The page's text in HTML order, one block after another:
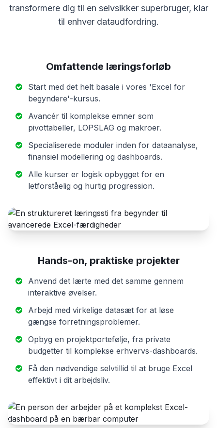
transformere dig til en selvsikker superbruger, klar
til enhver dataudfordring.
Omfattende læringsforløb
Start med det helt basale i vores 'Excel for
begyndere'-kursus.
Avancér til komplekse emner som
pivottabeller, LOPSLAG og makroer.
Specialiserede moduler inden for dataanalyse,
finansiel modellering og dashboards.
Alle kurser er logisk opbygget for en
letforståelig og hurtig progression.
Hands-on, praktiske projekter
Anvend det lærte med det samme gennem
interaktive øvelser.
Arbejd med virkelige datasæt for at løse
gængse forretningsproblemer.
Opbyg en projektportefølje, fra private
budgetter til komplekse erhvervs-dashboards.
Få den nødvendige selvtillid til at bruge Excel
effektivt i dit arbejdsliv.